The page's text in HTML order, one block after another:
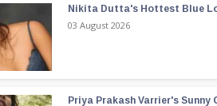
Nikita Dutta's Hottest Blue
03 August 2026
Priya Prakash Varrier's Sunny